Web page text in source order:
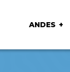
ANDES